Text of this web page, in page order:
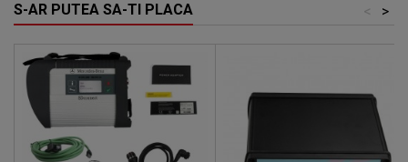
S-AR PUTEA SA-TI PLACA >
<